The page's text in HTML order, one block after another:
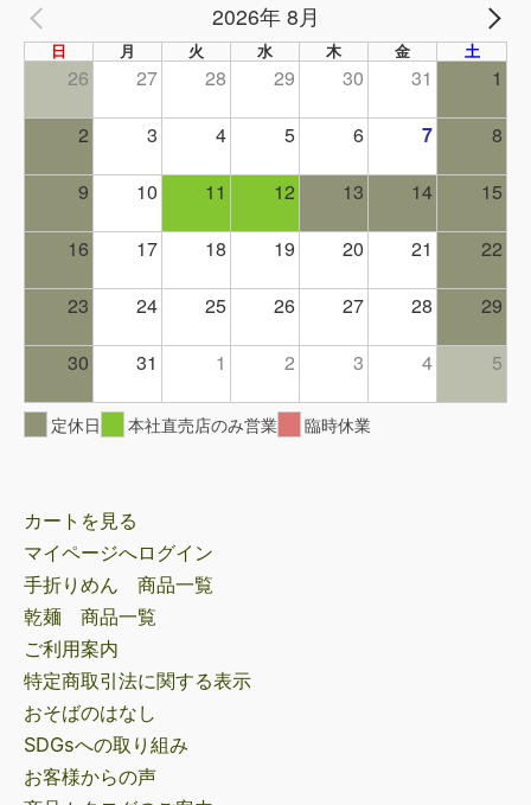
PREV 2026年 8月
日 月 火 水 木 金 土
26 27 28 29 30 31 1
2 3 4 5 6 7 8
9 10 11 12 13 14 15
16 17 18 19 20 21 22
23 24 25 26 27 28 29
30 31 1 2 3 4 5
定休日 本社直売店のみ営業 臨時休業
カートを見る
マイページへログイン
手折りめん 商品一覧
乾麺 商品一覧
ご利用案内
特定商取引法に関する表示
おそばのはなし
SDGsへの取り組み
お客様からの声